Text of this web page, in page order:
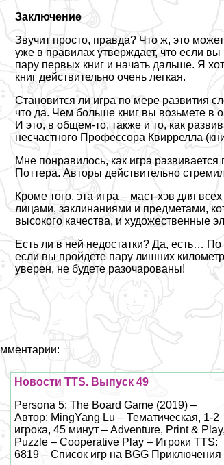
Заключение
Звучит просто, правда? Что ж, это
уже в правилах утверждает, что если
пару первых книг и начать дальше. Я
книг действительно очень легкая.
Становится ли игра по мере развития
что да. Чем больше книг вы возьмете в
И это, в общем-то, также и то, как
несчастного Профессора Квиррелла
Мне понравилось, как игра
Поттера. Авторы действительно
Кроме того, эта игра – маст-хэв для
лицами, заклинаниями и предметами,
высокого качества, и художественные
Есть ли в ней недостатки? Да, есть…
если вы пройдете пару лишних
уверен, не будете разочарованы!
Новости TTS. Выпуск 49
Persona 5: The Board Game (2019) –
Автор: MingYang Lu – Тематическая, 1-2
игрока, 45 минут – Adventure, Print & Play,
Puzzle – Cooperative Play – Игроки TTS:
6819 – Список игр на BGG Приключения